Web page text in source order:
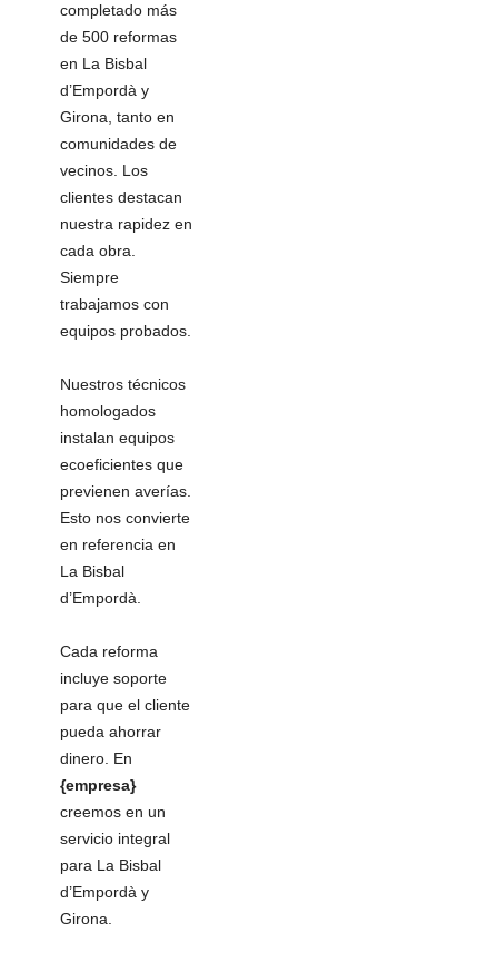
completado más
de 500 reformas
en La Bisbal
d’Empordà y
Girona, tanto en
comunidades de
vecinos. Los
clientes destacan
nuestra rapidez en
cada obra.
Siempre
trabajamos con
equipos probados.
Nuestros técnicos
homologados
instalan equipos
ecoeficientes que
previenen averías.
Esto nos convierte
en referencia en
La Bisbal
d’Empordà.
Cada reforma
incluye soporte
para que el cliente
pueda ahorrar
dinero. En
{empresa}
creemos en un
servicio integral
para La Bisbal
d’Empordà y
Girona.